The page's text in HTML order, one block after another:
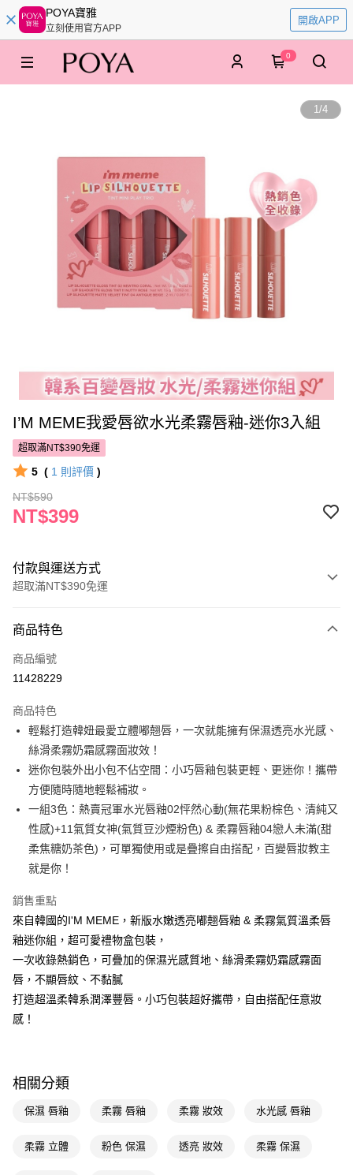
POYA寶雅
立刻使用官方APP
開啟APP
0
1/4
I’M MEME我愛唇欲水光柔霧唇釉-迷你3入組
超取滿NT$390免運
5 ( 1 則評價 )
NT$590
NT$399
付款與運送方式
超取滿NT$390免運
POYA支付
信用卡一次付款
LINE Pay
Apple Pay
街口支付
悠遊付
Google Pay
AFTEE先享後付
【關於「AFTEE先享後付」】
AFTEE先享後付是「在收到商品之後才付款」的支付方式。 讓您購物簡單
便利好安心！
１．簡單：不需註冊會員、不需綁卡、不需儲值。
２．便利：只要手機號碼，簡訊認證，即可結帳。
３．安心：先確認商品／服務後，再付款。
１．於結帳方式選擇「AFTEE先享後付」後，將跳轉至「AFTEE先享後付」
ATM／網路銀行／等多元方式進行付款，方視為交易完成。
購買商品的店家。未經商家同意取消之訂單仍視為有效，需透過AFTEE先享
是否繳費成功／繳費後需取消欲退款等相關疑問，請聯繫「AFTEE先享後付
即享券
運送方式
全家取貨付款
每筆NT$65，滿NT$390(含以上)免運費
萊爾富取貨付款
每筆NT$65，滿NT$490(含以上)免運費
商品特色
商品編號
11428229
商品特色
輕鬆打造韓妞最愛立體嘟翹唇，一次就能擁有保濕透亮水光感、
絲滑柔霧奶霜感霧面妝效！
迷你包裝外出小包不佔空間：小巧唇釉包裝更輕、更迷你！攜帶
方便隨時隨地輕鬆補妝。
一組3色：熱賣冠軍水光唇釉02怦然心動(無花果粉棕色、清純又
性感)+11氣質女神(氣質豆沙煙粉色) & 柔霧唇釉04戀人未滿(甜
柔焦糖奶茶色)，可單獨使用或是疊擦自由搭配，百變唇妝教主
就是你！
銷售重點
來自韓國的I'M MEME，新版水嫩透亮嘟翹唇釉 & 柔霧氣質溫柔唇
釉迷你組，超可愛禮物盒包裝，
一次收錄熱銷色，可疊加的保濕光感質地、絲滑柔霧奶霜感霧面
唇，不顯唇紋、不黏膩
打造超溫柔韓系潤澤豐唇。小巧包裝超好攜帶，自由搭配任意妝
感！
相關分類
保濕 唇釉 柔霧 唇釉 柔霧 妝效 水光感 唇釉
柔霧 立體 粉色 保濕 透亮 妝效 柔霧 保濕